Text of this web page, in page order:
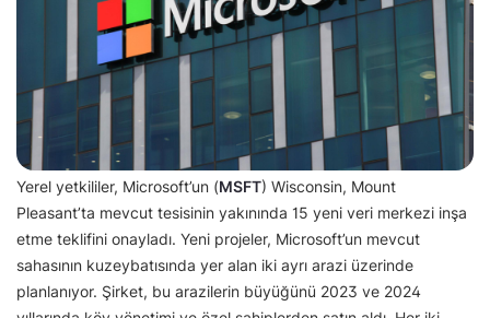
Yerel yetkililer, Microsoft’un (MSFT) Wisconsin, Mount
Pleasant’ta mevcut tesisinin yakınında 15 yeni veri merkezi inşa
etme teklifini onayladı. Yeni projeler, Microsoft’un mevcut
sahasının kuzeybatısında yer alan iki ayrı arazi üzerinde
planlanıyor. Şirket, bu arazilerin büyüğünü 2023 ve 2024